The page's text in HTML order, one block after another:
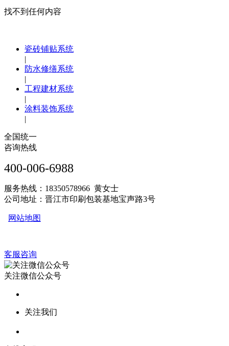
找不到任何内容
瓷砖铺贴系统
|
防水修缮系统
|
工程建材系统
|
涂料装饰系统
|
全国统一
咨询热线
400-006-6988
服务热线：18350578966 黄女士
公司地址：晋江市印刷包装基地宝声路3号
网站地图
客服咨询
关注微信公众号
关注我们